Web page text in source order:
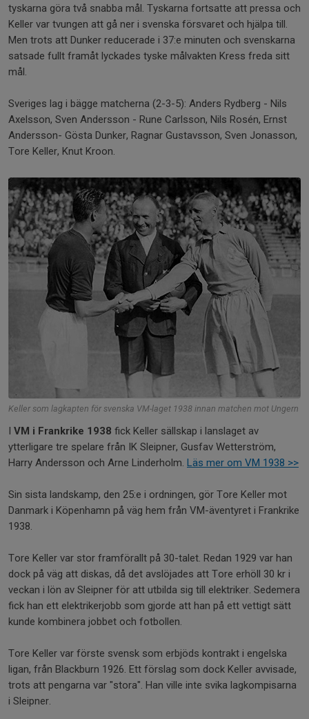
tyskarna göra två snabba mål. Tyskarna fortsatte att pressa och
Keller var tvungen att gå ner i svenska försvaret och hjälpa till.
Men trots att Dunker reducerade i 37:e minuten och svenskarna
satsade fullt framåt lyckades tyske målvakten Kress freda sitt
mål.
Sveriges lag i bägge matcherna (2-3-5): Anders Rydberg - Nils
Axelsson, Sven Andersson - Rune Carlsson, Nils Rosén, Ernst
Andersson- Gösta Dunker, Ragnar Gustavsson, Sven Jonasson,
Tore Keller, Knut Kroon.
Keller som lagkapten för svenska VM-laget 1938 innan matchen mot Ungern
I VM i Frankrike 1938 fick Keller sällskap i lanslaget av
ytterligare tre spelare från IK Sleipner, Gusfav Wetterström,
Harry Andersson och Arne Linderholm. Läs mer om VM 1938 >>
Sin sista landskamp, den 25:e i ordningen, gör Tore Keller mot
Danmark i Köpenhamn på väg hem från VM-äventyret i Frankrike
1938.
Tore Keller var stor framförallt på 30-talet. Redan 1929 var han
dock på väg att diskas, då det avslöjades att Tore erhöll 30 kr i
veckan i lön av Sleipner för att utbilda sig till elektriker. Sedemera
fick han ett elektrikerjobb som gjorde att han på ett vettigt sätt
kunde kombinera jobbet och fotbollen.
Tore Keller var förste svensk som erbjöds kontrakt i engelska
ligan, från Blackburn 1926. Ett förslag som dock Keller avvisade,
trots att pengarna var "stora". Han ville inte svika lagkompisarna
i Sleipner.